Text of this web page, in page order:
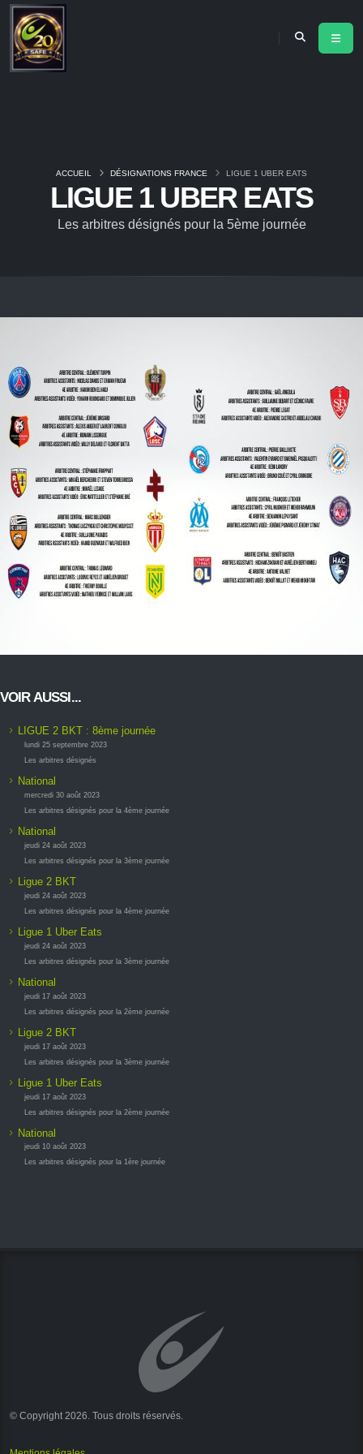
LIGUE 1 UBER EATS
Les arbitres désignés pour la 5ème journée
ACCUEIL DÉSIGNATIONS FRANCE LIGUE 1 UBER EATS
VOIR AUSSI...
LIGUE 2 BKT : 8ème journée
lundi 25 septembre 2023
Les arbitres désignés
National
mercredi 30 août 2023
Les arbitres désignés pour la 4ème journée
National
jeudi 24 août 2023
Les arbitres désignés pour la 3ème journée
Ligue 2 BKT
jeudi 24 août 2023
Les arbitres désignés pour la 4ème journée
Ligue 1 Uber Eats
jeudi 24 août 2023
Les arbitres désignés pour la 3ème journée
National
jeudi 17 août 2023
Les arbitres désignés pour la 2ème journée
Ligue 2 BKT
jeudi 17 août 2023
Les arbitres désignés pour la 3ème journée
Ligue 1 Uber Eats
jeudi 17 août 2023
Les arbitres désignés pour la 2ème journée
National
jeudi 10 août 2023
Les arbitres désignés pour la 1ère journée
© Copyright 2026. Tous droits réservés.